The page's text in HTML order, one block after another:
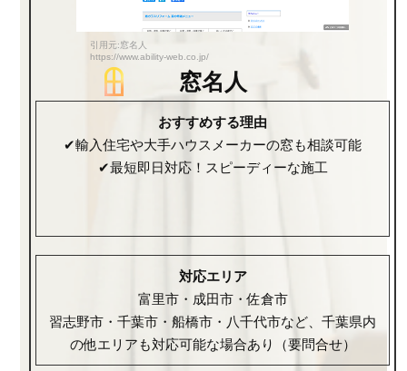
引用元:窓名人
https://www.ability-web.co.jp/
窓名人
おすすめする理由
✔輸入住宅や大手ハウスメーカーの窓も相談可能
✔最短即日対応！スピーディーな施工
対応エリア
富里市・成田市・佐倉市
習志野市・千葉市・船橋市・八千代市など、千葉県内
の他エリアも対応可能な場合あり（要問合せ）